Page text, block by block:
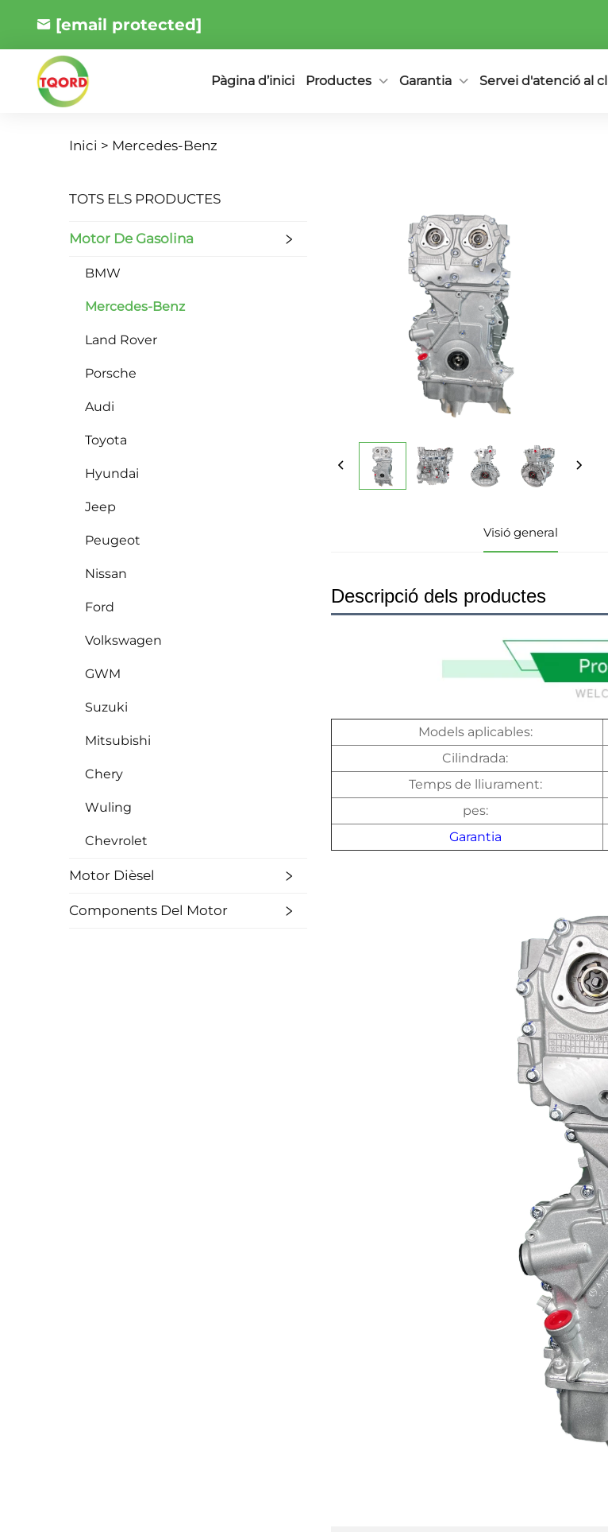
[email protected]
Pàgina d’inici Productes Garantia Servei d'atenció al
Inici > Mercedes-Benz
TOTS ELS PRODUCTES
Motor De Gasolina
BMW
Mercedes-Benz
Land Rover
Porsche
Audi
Toyota
Hyundai
Jeep
Peugeot
Nissan
Ford
Volkswagen
GWM
Suzuki
Mitsubishi
Chery
Wuling
Chevrolet
Motor Dièsel
Components Del Motor
Visió general
Descripció dels productes
Models aplicables:
Cilindrada:
Temps de lliurament:
pes:
Garantia